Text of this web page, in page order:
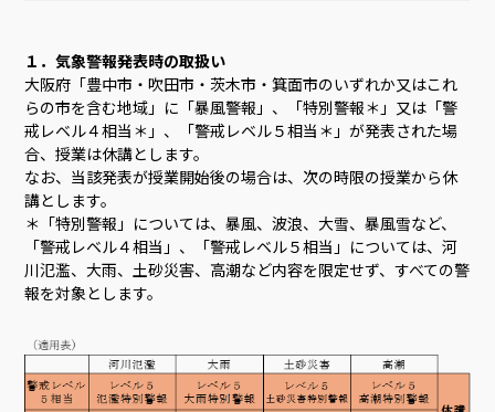
１．気象警報発表時の取扱い
大阪府「豊中市・吹田市・茨木市・箕面市のいずれか又はこれ
らの市を含む地域」に「暴風警報」、「特別警報＊」又は「警
戒レベル４相当＊」、「警戒レベル５相当＊」が発表された場
合、授業は休講とします。
なお、当該発表が授業開始後の場合は、次の時限の授業から休
講とします。
＊「特別警報」については、暴風、波浪、大雪、暴風雪など、
「警戒レベル４相当」、「警戒レベル５相当」については、河
川氾濫、大雨、土砂災害、高潮など内容を限定せず、すべての警
報を対象とします。